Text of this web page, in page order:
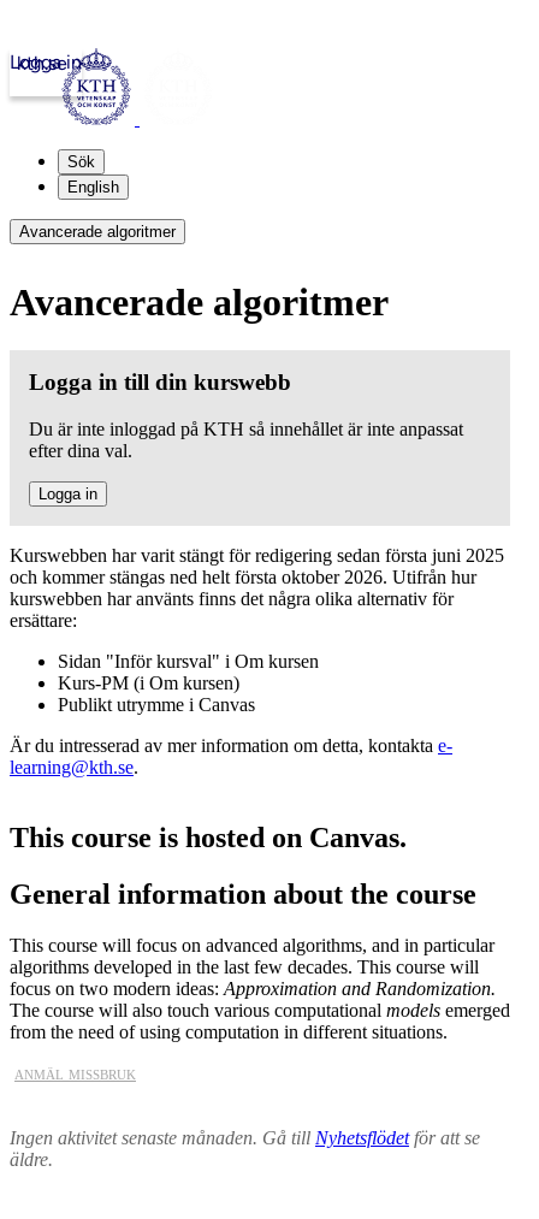
kth.se
Logga in
Sök
English
Avancerade algoritmer
Avancerade algoritmer
Logga in till din kurswebb
Du är inte inloggad på KTH så innehållet är inte anpassat
efter dina val.
Logga in
Kurswebben har varit stängt för redigering sedan första juni 2025
och kommer stängas ned helt första oktober 2026. Utifrån hur
kurswebben har använts finns det några olika alternativ för
ersättare:
Sidan "Inför kursval" i Om kursen
Kurs-PM (i Om kursen)
Publikt utrymme i Canvas
Är du intresserad av mer information om detta, kontakta e-
learning@kth.se.
This course is hosted on Canvas.
General information about the course
This course will focus on advanced algorithms, and in particular
algorithms developed in the last few decades. This course will
focus on two modern ideas: Approximation and Randomization.
The course will also touch various computational models emerged
from the need of using computation in different situations.
anmäl missbruk
Ingen aktivitet senaste månaden. Gå till Nyhetsflödetför att se
äldre.